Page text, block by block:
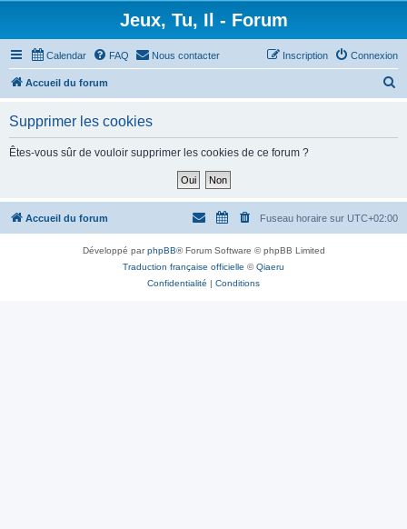
Jeux, Tu, Il - Forum
Calendar FAQ Nous contacter Connexion
Inscription
Accueil du forum
h
Supprimer les cookies
Êtes-vous sûr de vouloir supprimer les cookies de ce forum ?
Accueil du forum Fuseau horaire sur UTC+02:00
Développé parphpBB® Forum Software © phpBB Limited
Traduction française officielle ©Qiaeru
Confidentialité | Conditions